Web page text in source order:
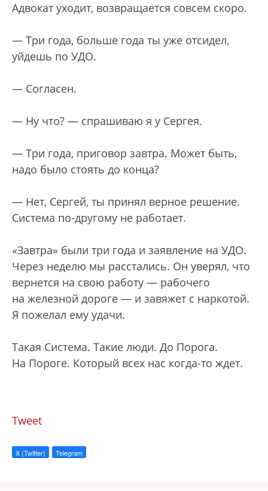
Адвокат уходит, возвращается совсем скоро.
— Три года, больше года ты уже отсидел,
уйдешь по УДО.
— Согласен.
— Ну что? — спрашиваю я у Сергея.
— Три года, приговор завтра. Может быть,
надо было стоять до конца?
— Нет, Сергей, ты принял верное решение.
Система по-другому не работает.
«Завтра» были три года и заявление на УДО.
Через неделю мы расстались. Он уверял, что
вернется на свою работу — рабочего
на железной дороге — и завяжет с наркотой.
Я пожелал ему удачи.
Такая Система. Такие люди. До Порога.
На Пороге. Который всех нас когда-то ждет.
Tweet
X (Twitter) Telegram